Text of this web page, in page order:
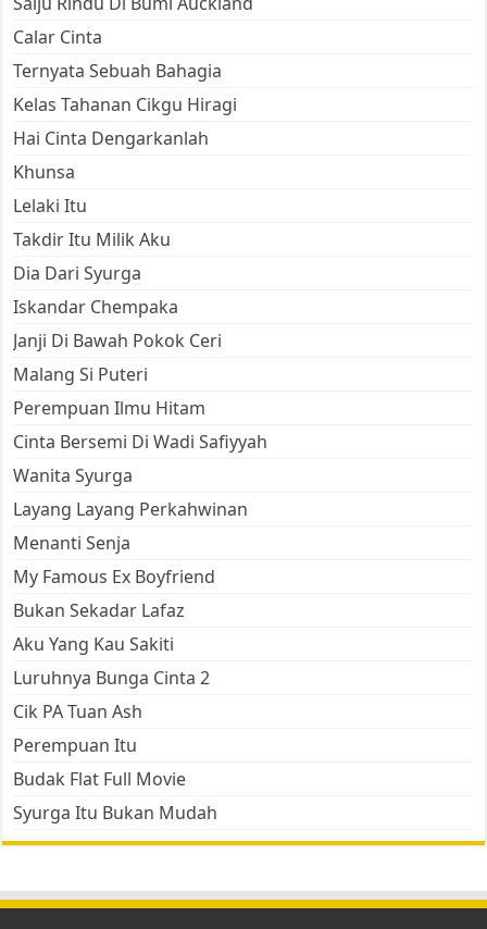
Calar Cinta
Ternyata Sebuah Bahagia
Kelas Tahanan Cikgu Hiragi
Hai Cinta Dengarkanlah
Khunsa
Lelaki Itu
Takdir Itu Milik Aku
Dia Dari Syurga
Iskandar Chempaka
Janji Di Bawah Pokok Ceri
Malang Si Puteri
Perempuan Ilmu Hitam
Cinta Bersemi Di Wadi Safiyyah
Wanita Syurga
Layang Layang Perkahwinan
Menanti Senja
My Famous Ex Boyfriend
Bukan Sekadar Lafaz
Aku Yang Kau Sakiti
Luruhnya Bunga Cinta 2
Cik PA Tuan Ash
Perempuan Itu
Budak Flat Full Movie
Syurga Itu Bukan Mudah